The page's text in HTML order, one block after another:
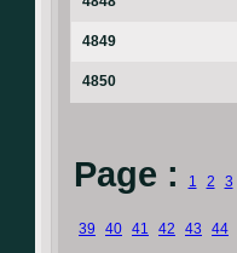
4849
4850
Page : 1 2 3
39 40 41 42 43 44